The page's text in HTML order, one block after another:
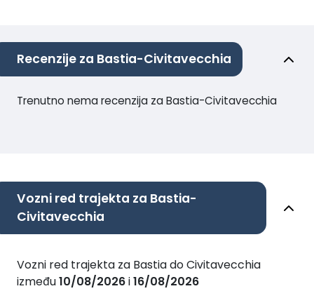
Recenzije za Bastia-Civitavecchia
Trenutno nema recenzija za Bastia-Civitavecchia
Vozni red trajekta za Bastia-
Civitavecchia
Vozni red trajekta za Bastia do Civitavecchia
između10/08/2026i16/08/2026